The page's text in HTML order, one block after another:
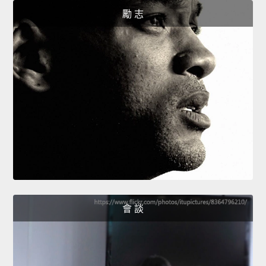
勵 志
會 談